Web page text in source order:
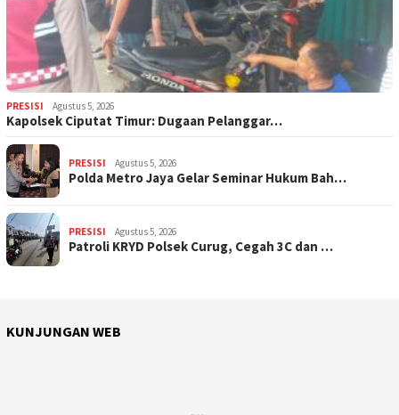
PRESISI Agustus 5, 2026
Kapolsek Ciputat Timur: Dugaan Pelanggar…
PRESISI Agustus 5, 2026
Polda Metro Jaya Gelar Seminar Hukum Bah…
PRESISI Agustus 5, 2026
Patroli KRYD Polsek Curug, Cegah 3C dan …
KUNJUNGAN WEB